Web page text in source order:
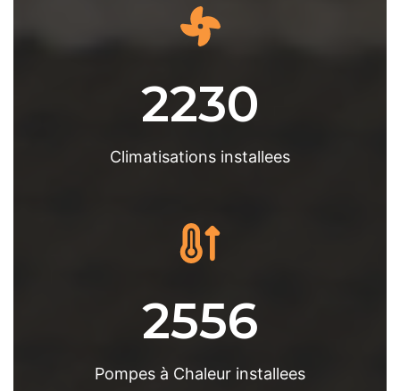
2230
Climatisations installees
2556
Pompes à Chaleur installees